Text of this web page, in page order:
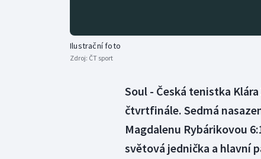
Ilustrační foto
Zdroj: ČT sport
Soul - Česká tenistka
čtvrtfinále. Sedmá
Magdalenu Rybárikovou
světová jednička a hlavní